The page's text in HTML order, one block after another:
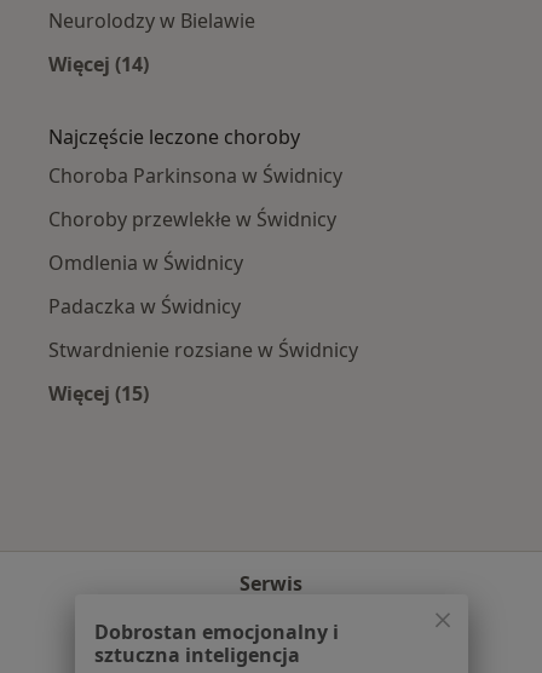
Neurolodzy w Bielawie
Więcej (14)
Najczęście leczone choroby
Choroba Parkinsona w Świdnicy
Choroby przewlekłe w Świdnicy
Omdlenia w Świdnicy
Padaczka w Świdnicy
Stwardnienie rozsiane w Świdnicy
Więcej (15)
Serwis
Regulamin
Polityka prywatności pacjentów
Dobrostan emocjonalny i
sztuczna inteligencja